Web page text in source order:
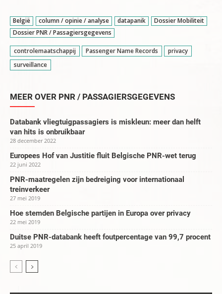
België column / opinie / analyse datapanik
Dossier Mobiliteit
Dossier PNR / Passagiersgegevens
controlemaatschappij Passenger Name Records
privacy
surveillance
MEER OVER PNR / PASSAGIERSGEGEVENS
Databank vliegtuigpassagiers is miskleun: meer dan helft
van hits is onbruikbaar
28 december 2022
Europees Hof van Justitie fluit Belgische PNR-wet terug
22 juni 2022
PNR-maatregelen zijn bedreiging voor internationaal
treinverkeer
27 mei 2019
Hoe stemden Belgische partijen in Europa over privacy
22 mei 2019
Duitse PNR-databank heeft foutpercentage van 99,7 procent
25 april 2019